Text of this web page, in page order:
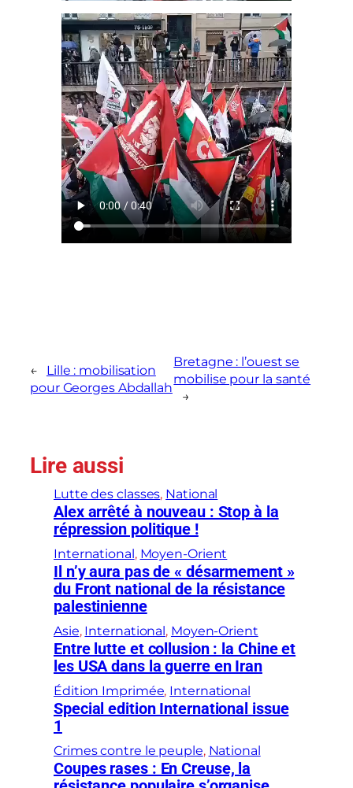
←
Lille : mobilisation
pour Georges Abdallah
Bretagne : l’ouest se
mobilise pour la santé
→
Lire aussi
Lutte des classes, National
Alex arrêté à nouveau : Stop à la
répression politique !
International , Moyen-Orient
Il n’y aura pas de « désarmement »
du Front national de la résistance
palestinienne
Asie, International , Moyen-Orient
Entre lutte et collusion : la Chine et
les USA dans la guerre en Iran
Édition Imprimée, International
Special edition International issue
1
Crimes contre le peuple, National
Coupes rases : En Creuse, la